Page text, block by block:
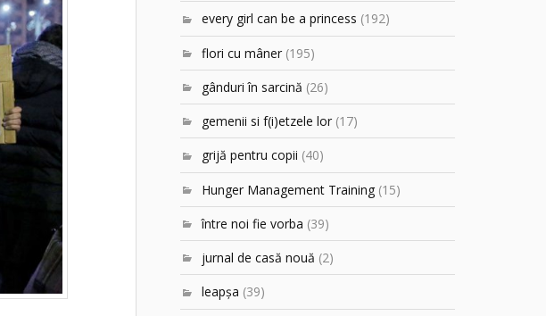
every girl can be a princess (192)
flori cu mâner (195)
gânduri în sarcină (26)
gemenii si f(i)etzele lor (17)
grijă pentru copii (40)
Hunger Management Training (15)
între noi fie vorba (39)
jurnal de casă nouă (2)
leapşa (39)